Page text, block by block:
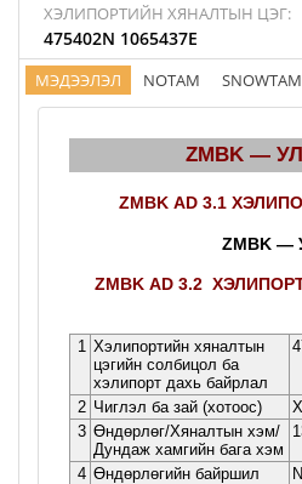
ХЭЛИПОРТИЙН ХЯНАЛТЫН ЦЭГ:
475402N 1065437E
МЭДЭЭЛЭЛ NOTAM SNOWTAM